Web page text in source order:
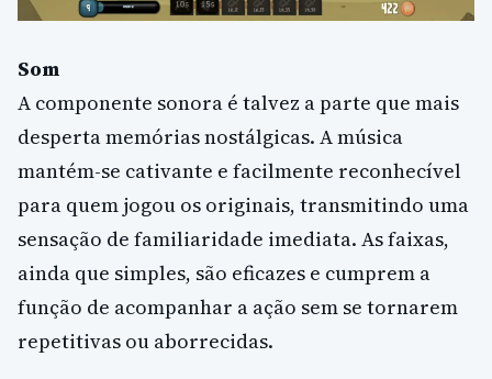
Som
A componente sonora é talvez a parte que mais
desperta memórias nostálgicas. A música
mantém-se cativante e facilmente reconhecível
para quem jogou os originais, transmitindo uma
sensação de familiaridade imediata. As faixas,
ainda que simples, são eficazes e cumprem a
função de acompanhar a ação sem se tornarem
repetitivas ou aborrecidas.